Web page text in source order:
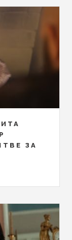
ЗА